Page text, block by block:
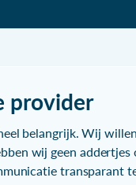
provider
belangrijk. Wij
wij geen addertjes
transparant